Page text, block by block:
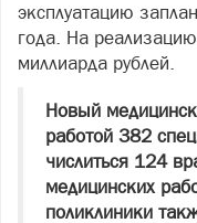
эксплуатацию
года. На
миллиарда рублей.
Новый
работой 382
числиться 124
медицинских
поликлиники